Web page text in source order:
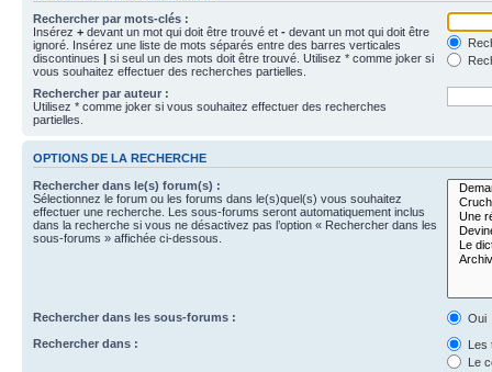
Rechercher par mots-clés :
Insérez + devant un mot qui doit être trouvé et - devant un mot qui doit être
ignoré. Insérez une liste de mots séparés entre des barres verticales
discontinues | si seul un des mots doit être trouvé. Utilisez * comme joker si
vous souhaitez effectuer des recherches partielles.
Rechercher par auteur :
Utilisez * comme joker si vous souhaitez effectuer des recherches
partielles.
OPTIONS DE LA RECHERCHE
Rechercher dans le(s) forum(s) :
Sélectionnez le forum ou les forums dans le(s)quel(s) vous souhaitez
effectuer une recherche. Les sous-forums seront automatiquement inclus
dans la recherche si vous ne désactivez pas l’option « Rechercher dans les
sous-forums » affichée ci-dessous.
Rechercher dans les sous-forums :
Oui
Rechercher dans :
Les
Le